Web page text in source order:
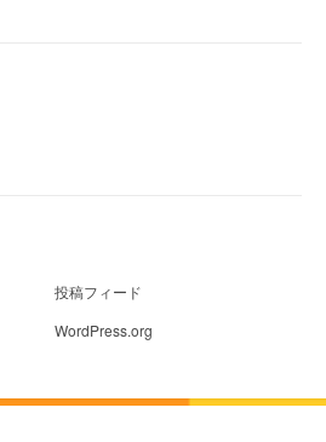
投稿フィード
WordPress.org